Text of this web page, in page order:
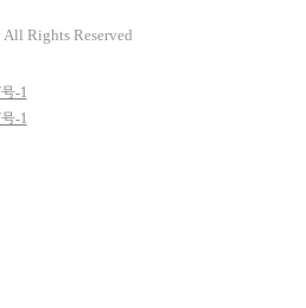
Rights Reserved
-1
-1